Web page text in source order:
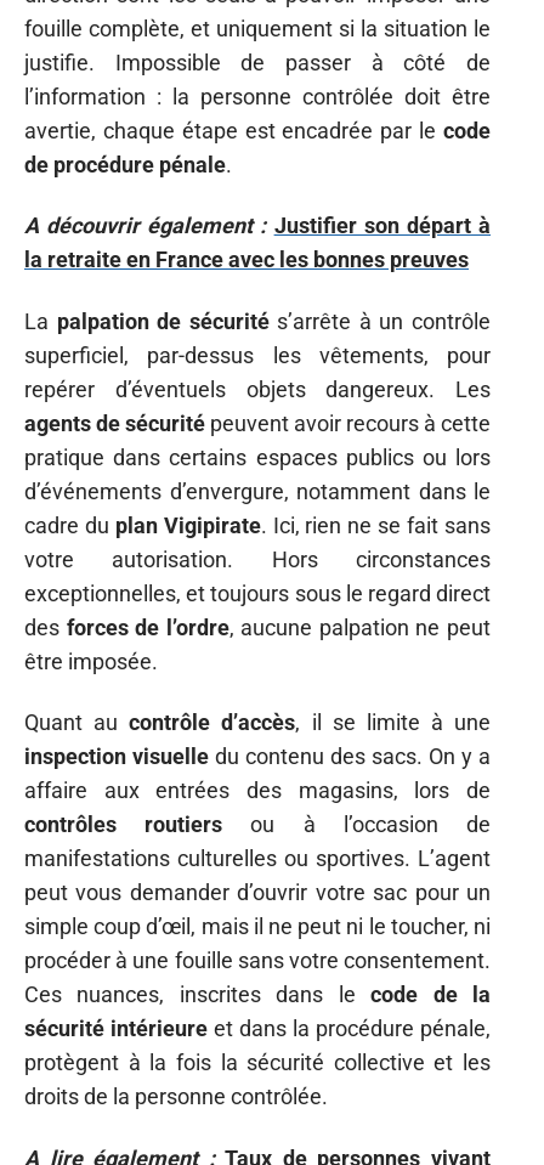
fouille complète, et uniquement si la situation le
justifie. Impossible de passer à côté de
l’information : la personne contrôlée doit être
avertie, chaque étape est encadrée par le code
de procédure pénale.
A découvrir également : Justifier son départ à
la retraite en France avec les bonnes preuves
La palpation de sécurités’arrête à un contrôle
superficiel, par-dessus les vêtements, pour
repérer d’éventuels objets dangereux. Les
agents de sécurité peuvent avoir recours à cette
pratique dans certains espaces publics ou lors
d’événements d’envergure, notamment dans le
cadre du plan Vigipirate. Ici, rien ne se fait sans
votre autorisation. Hors circonstances
exceptionnelles, et toujours sous le regard direct
des forces de l’ordre, aucune palpation ne peut
être imposée.
Quant aucontrôle d’accès, il se limite à une
inspection visuelle du contenu des sacs. On y a
affaire aux entrées des magasins, lors de
contrôles routiers ou à l’occasion de
manifestations culturelles ou sportives. L’agent
peut vous demander d’ouvrir votre sac pour un
simple coup d’œil, mais il ne peut ni le toucher, ni
procéder à une fouille sans votre consentement.
Ces nuances, inscrites dans lecode de la
sécurité intérieure et dans la procédure pénale,
protègent à la fois la sécurité collective et les
droits de la personne contrôlée.
A lire également : Taux de personnes vivant